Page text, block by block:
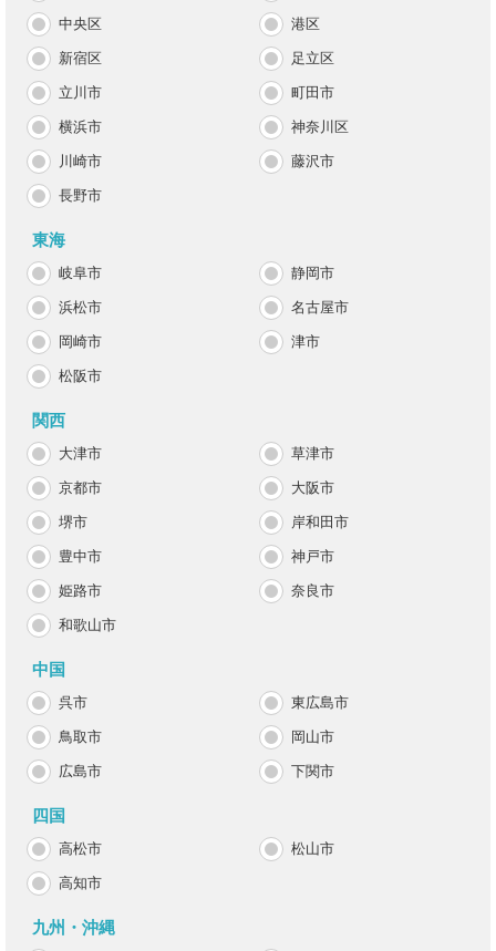
中央区 港区
新宿区 足立区
立川市 町田市
横浜市 神奈川区
川崎市 藤沢市
長野市
東海
岐阜市 静岡市
浜松市 名古屋市
岡崎市 津市
松阪市
関西
大津市 草津市
京都市 大阪市
堺市 岸和田市
豊中市 神戸市
姫路市 奈良市
和歌山市
中国
呉市 東広島市
鳥取市 岡山市
広島市 下関市
四国
高松市 松山市
高知市
九州・沖縄